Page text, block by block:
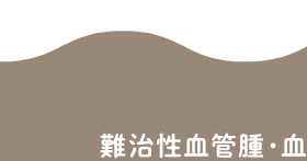
難治性血管腫・